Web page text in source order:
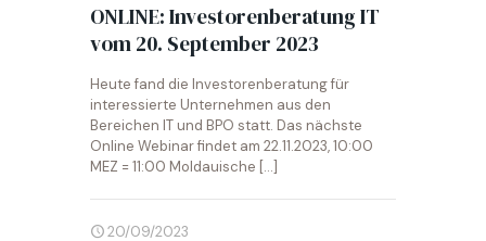
ONLINE: Investorenberatung IT
vom 20. September 2023
Heute fand die Investorenberatung für
interessierte Unternehmen aus den
Bereichen IT und BPO statt. Das nächste
Online Webinar findet am 22.11.2023, 10:00
MEZ = 11:00 Moldauische […]
20/09/2023